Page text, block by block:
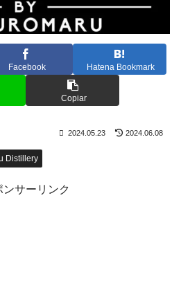
Facebook Hatena Bookmark
Copiar
2024.05.23 2024.06.08
Distillery
ンサーリンク